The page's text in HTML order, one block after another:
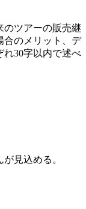
のツアーの販売継
合のメリット、デ
れ30字以内で述べ
見込める。